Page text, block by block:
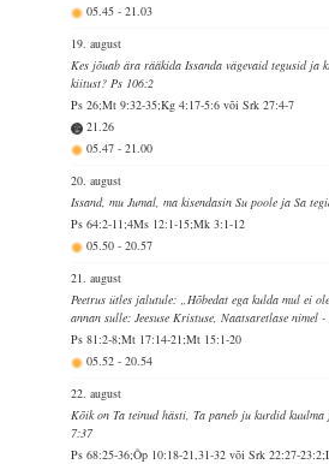
05.45-21.03
19. august
Kes jõuab ära rääkida Issanda vägevaid tegusid ja
kiitust? Ps 106:2
Ps 26;Mt 9:32-35;Kg 4:17-5:6 või Srk 27:4-7
21.26
05.47-21.00
20. august
Issand, mu Jumal, ma kisendasin Su poole ja Sa
Ps 64:2-11;4Ms 12:1-15;Mk 3:1-12
05.50-20.57
21. august
Peetrus ütles jalutule: „Hõbedat ega kulda mul ei
annan sulle: Jeesuse Kristuse, Naatsaretlase nimel
Ps 81:2-8;Mt 17:14-21;Mt 15:1-20
05.52-20.54
22. august
Kõik on Ta teinud hästi, Ta paneb ju kurdid kuulma
7:37
Ps 68:25-36;Õp 10:18-21,31-32 või Srk 22:27-